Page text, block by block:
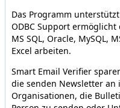
Das Programm
ODBC Support
MS SQL, Oracle, MySQL,
Excel arbeiten.
Smart Email Verifier
die senden Newsletter an
Organisationen, die